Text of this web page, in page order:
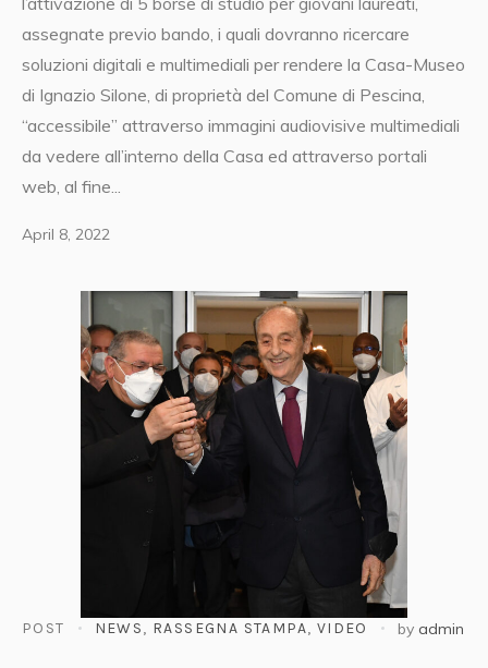
assegnate previo bando, i quali dovranno ricercare
soluzioni digitali e multimediali per rendere la Casa-Museo
di Ignazio Silone, di proprietà del Comune di Pescina,
“accessibile” attraverso immagini audiovisive multimediali
da vedere all’interno della Casa ed attraverso portali
web, al fine...
April 8, 2022
POST NEWS, RASSEGNA STAMPA, VIDEO by admin